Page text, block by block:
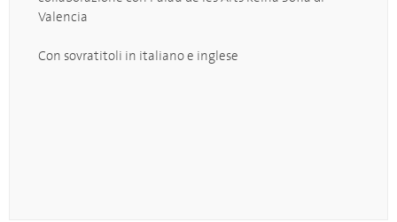
Valencia
Con sovratitoli in italiano e inglese